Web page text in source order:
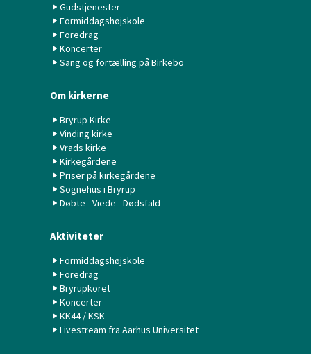
Gudstjenester
Formiddagshøjskole
Foredrag
Koncerter
Sang og fortælling på Birkebo
Om kirkerne
Bryrup Kirke
Vinding kirke
Vrads kirke
Kirkegårdene
Priser på kirkegårdene
Sognehus i Bryrup
Døbte - Viede - Dødsfald
Aktiviteter
Formiddagshøjskole
Foredrag
Bryrupkoret
Koncerter
KK44 / KSK
Livestream fra Aarhus Universitet